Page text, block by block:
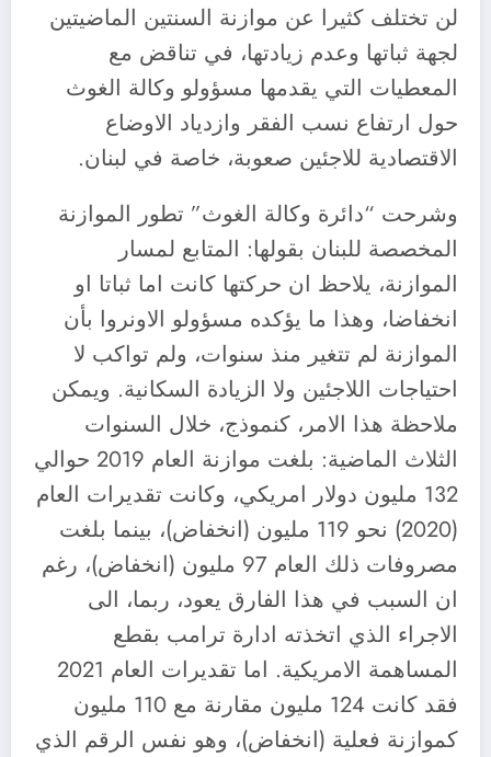
لن تختلف كثيرا عن موازنة السنتين الماضيتين
لجهة ثباتها وعدم زيادتها، في تناقض مع
المعطيات التي يقدمها مسؤولو وكالة الغوث
حول ارتفاع نسب الفقر وازدياد الاوضاع
الاقتصادية للاجئين صعوبة، خاصة في لبنان.
وشرحت “دائرة وكالة الغوث” تطور الموازنة
المخصصة للبنان بقولها: المتابع لمسار
الموازنة، يلاحظ ان حركتها كانت اما ثباتا او
انخفاضا، وهذا ما يؤكده مسؤولو الاونروا بأن
الموازنة لم تتغير منذ سنوات، ولم تواكب لا
احتياجات اللاجئين ولا الزيادة السكانية. ويمكن
ملاحظة هذا الامر، كنموذج، خلال السنوات
الثلاث الماضية: بلغت موازنة العام 2019 حوالي
132 مليون دولار امريكي، وكانت تقديرات العام
(2020) نحو 119 مليون (انخفاض)، بينما بلغت
مصروفات ذلك العام 97 مليون (انخفاض)، رغم
ان السبب في هذا الفارق يعود، ربما، الى
الاجراء الذي اتخذته ادارة ترامب بقطع
المساهمة الامريكية. اما تقديرات العام 2021
فقد كانت 124 مليون مقارنة مع 110 مليون
كموازنة فعلية (انخفاض)، وهو نفس الرقم الذي